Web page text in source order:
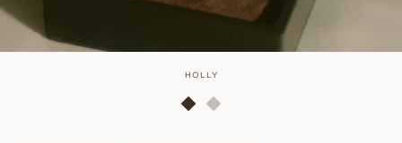
HOLLY